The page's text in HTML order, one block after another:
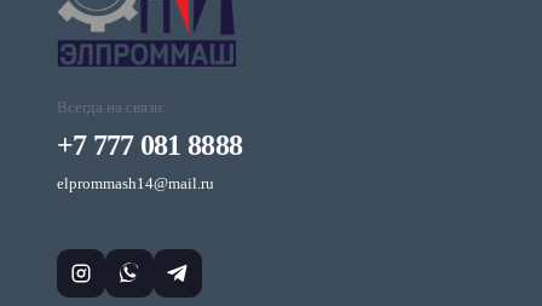
Всегда на связи:
+7 777 081 8888
elprommash14@mail.ru